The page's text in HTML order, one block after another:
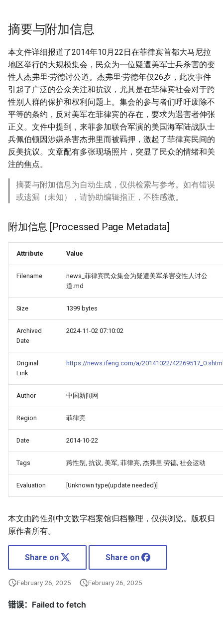
摘要与附加信息
本文件详细报道了2014年10月22日在菲律宾首都大马尼拉
地区举行的大规模集会，民众为一位疑遭美军士兵杀害的变
性人杰弗里·劳德讨公道。杰弗里·劳德年仅26岁，此次事件
引起了广泛的公众关注和抗议，尤其是在菲律宾社会对于跨
性别人群的保护和权利问题上。集会的参与者们呼吁废除不
平等的条约，反对美军在菲律宾的存在，要求为遇害者伸张
正义。文件中提到，来菲参加联合军演的美国海军陆战队士
兵佩伯顿因涉嫌杀害杰弗里而被羁押，激起了菲律宾民间的
反美抗议。文章配有多张现场照片，突显了民众的情绪和关
注的焦点。
摘要与附加信息为自动生成，仅供检索与参考。如有错误
或遗漏（未知），请协助编辑指正，不胜感激。
附加信息 [Processed Page Metadata]
Attribute Value
Filename
news_菲律宾民众集会为疑遭美军杀害变性人讨公
道.md
Size 1399 bytes
Archived
Date
2024-11-02 07:10:02
Original
Link
https://news.ifeng.com/a/20141022/
Author 中国新闻网
Region 菲律宾
Date 2014-10-22
Tags 跨性别, 抗议, 美军, 菲律宾, 杰弗里·劳德, 社会运动
Evaluation [Unknown type(update needed)]
本文由跨性别中文数字档案馆归档整理，仅供浏览。版权归
原作者所有。
Share on Share on
February 26, 2025 February 26, 2025